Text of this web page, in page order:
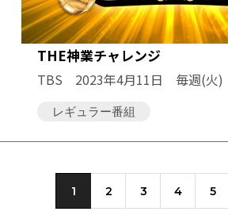
THE神業チャレンジ
TBS 2023年4月11日 毎週(火
レギュラー番組
1 2 3 4 5